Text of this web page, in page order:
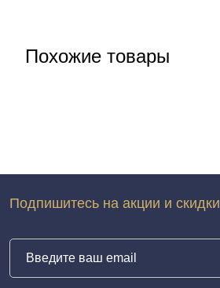
Похожие товары
Подпишитесь на акции и скидки